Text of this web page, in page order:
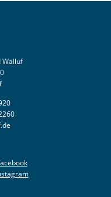
Walluf